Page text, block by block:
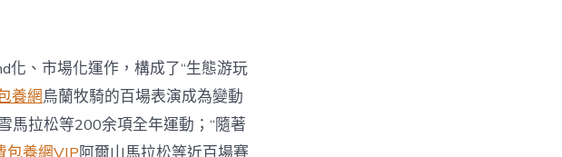
化、市場化運作，構成了“生態游玩
養網烏蘭牧騎的百場表演成為變動
馬拉松等200余項全年運動；“隨著